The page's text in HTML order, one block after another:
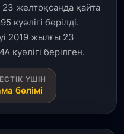
ең
айналды
кәсіпкерлер мен
өз ұсыныстарын
желтоқсанда қайта
куәлігі берілді.
2019 жылғы 23
куәлігі берілген.
ҮШІН
бөлімі